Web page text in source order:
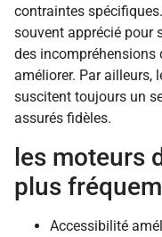
contraintes
souvent apprécié pour
des incompréhensions
améliorer. Par ailleurs,
suscitent toujours un
assurés fidèles.
les moteurs
plus
Accessibilité